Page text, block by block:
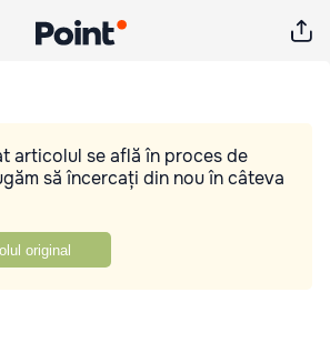
articolul se află în proces de
să încercați din nou în câteva
original